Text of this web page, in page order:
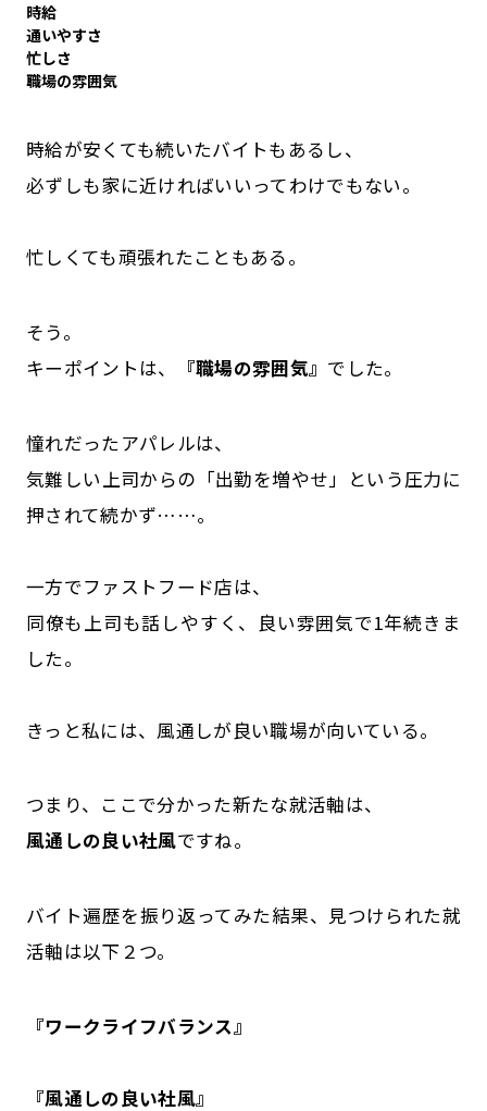
時給
通いやすさ
忙しさ
職場の雰囲気
時給が安くても続いたバイトもあるし、
必ずしも家に近ければいいってわけでもない。
忙しくても頑張れたこともある。
そう。
キーポイントは、
『職場の雰囲気』 でした。
憧れだったアパレルは、
気難しい上司からの「出勤を増やせ」という圧力に
押されて続かず……。
一方でファストフード店は、
同僚も上司も話しやすく、良い雰囲気で1年続きま
した。
きっと私には、風通しが良い職場が向いている。
つまり、ここで分かった新たな就活軸は、
風通しの良い社風ですね。
バイト遍歴を振り返ってみた結果、見つけられた就
活軸は以下２つ。
『ワークライフバランス』
『風通しの良い社風』